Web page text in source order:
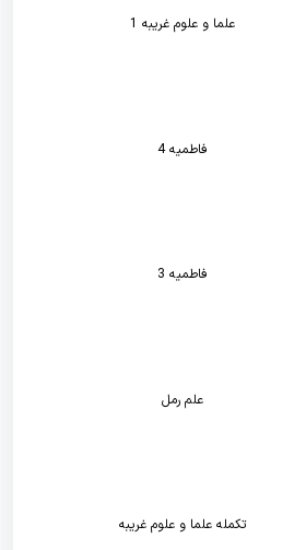
علما و علوم غریبه 1
فاطمیه 4
فاطمیه 3
علم رمل
تکمله علما و علوم غریبه